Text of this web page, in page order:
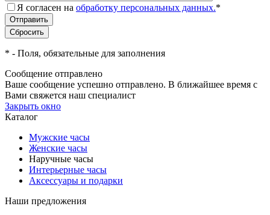
Я согласен на обработку персональных данных.*
* - Поля, обязательные для заполнения
Сообщение отправлено
Ваше сообщение успешно отправлено. В ближайшее время с
Вами свяжется наш специалист
Закрыть окно
Каталог
Мужские часы
Женские часы
Наручные часы
Интерьерные часы
Аксессуары и подарки
Наши предложения